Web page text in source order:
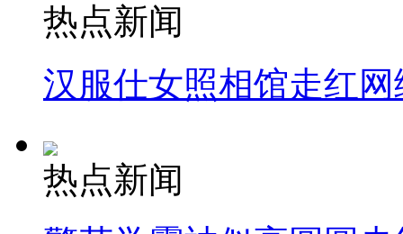
热点新闻
汉服仕女照相馆走红网
热点新闻